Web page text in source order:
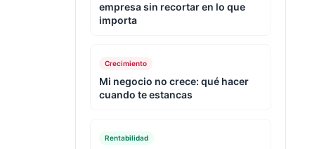
empresa sin recortar en lo que
importa
Crecimiento
Mi negocio no crece: qué hacer
cuando te estancas
Rentabilidad